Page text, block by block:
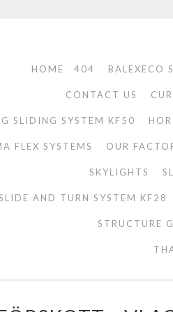
HOME 404 BALEXECO
CONTACT US
SLIDING SYSTEM KF50
FLEX SYSTEMS OUR
SKYLIGHTS
AND TURN SYSTEM KF28
STRUCTURE